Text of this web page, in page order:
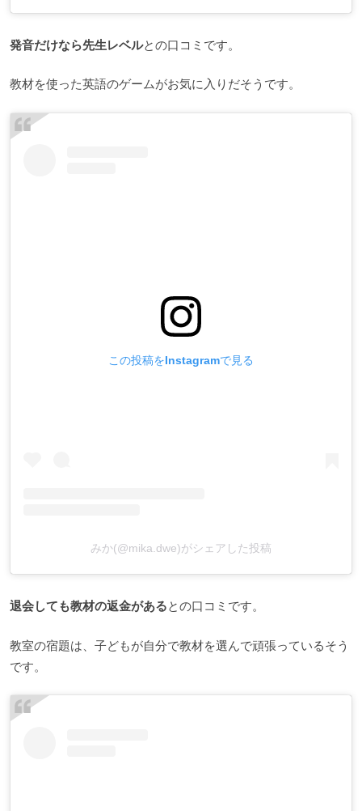
発音だけなら先生レベルとの口コミです。
教材を使った英語のゲームがお気に入りだそうです。
この投稿をInstagramで見る
みか(@mika.dwe)がシェアした投稿
退会しても教材の返金があるとの口コミです。
教室の宿題は、子どもが自分で教材を選んで頑張っているそう
です。